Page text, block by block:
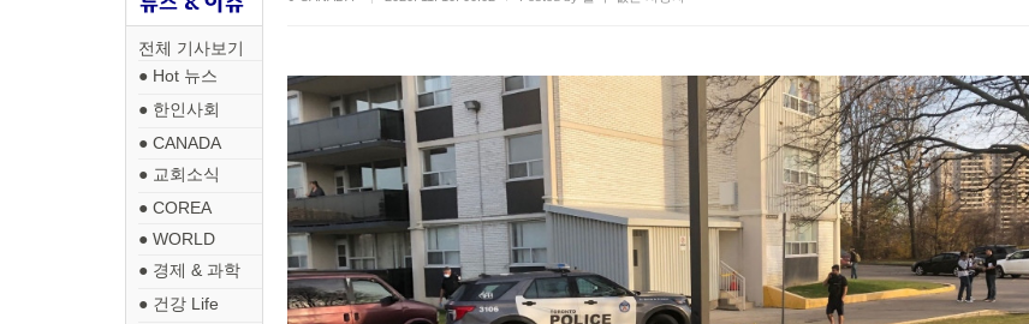
전체 기사보기
● Hot 뉴스
● 한인사회
● CANADA
● 교회소식
● COREA
● WORLD
● 경제 & 과학
● 건강 Life